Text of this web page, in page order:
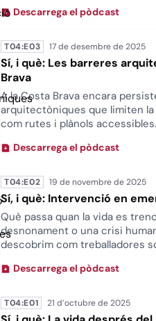
Descarrega el pòdcast
T04:E03
Sí, i què: Les barreres
Brava
A la Costa Brava encara
arquitectòniques que limiten
com rutes i plànols
tothom.
Descarrega el pòdcast
T04:E02
Sí, i què: Intervenció en
Què passa quan la vida es
desnonament o una crisi
descobrim com treballadores
i coordinació, posant les
Descarrega el pòdcast
T04:E01